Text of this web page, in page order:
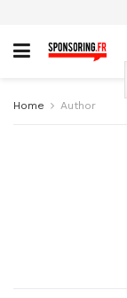
Home Author